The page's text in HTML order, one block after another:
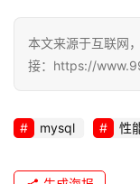
本文来源于互联网
接：https://
mysql 性